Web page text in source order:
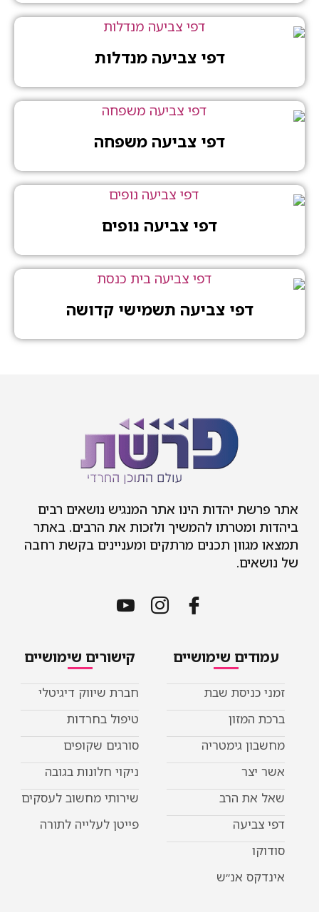
דפי צביעה מנדלות
דפי צביעה משפחה
דפי צביעה נופים
דפי צביעה תשמישי קדושה
אתר פרשת יהדות הינו אתר המנגיש נושאים רבים
ביהדות ומטרתו להמשיך ולזכות את הרבים. באתר
תמצאו מגוון תכנים מרתקים ומעניינים בקשת רחבה
של נושאים.
עמודים שימושיים
זמני כניסת שבת
ברכת המזון
מחשבון גימטריה
אשר יצר
שאל את הרב
דפי צביעה
סודוקו
אינדקס אנ״ש
קישורים שימושיים
חברת שיווק דיגיטלי
טיפול בחרדות
סורגים שקופים
ניקוי חלונות בגובה
שירותי מחשוב לעסקים
פייטן לעלייה לתורה